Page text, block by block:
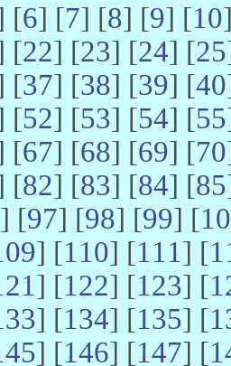
[6] [7] [8] [9] [10
[22] [23] [24] [25
[37] [38] [39] [40
[52] [53] [54] [55
[67] [68] [69] [70
[82] [83] [84] [85
] [97] [98] [99] [
] [110] [111] [
] [122] [123] [
] [134] [135] [
] [146] [147] [